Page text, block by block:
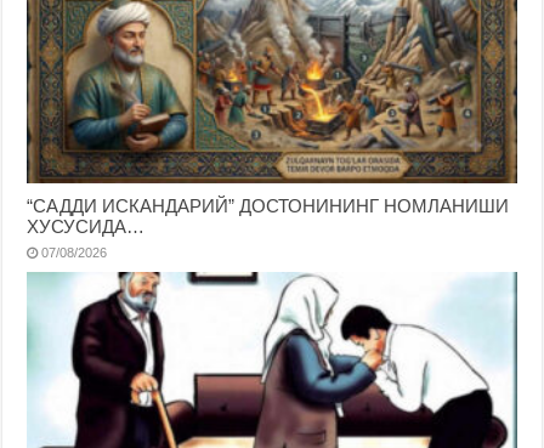
“САДДИ ИСКАНДАРИЙ” ДОСТОНИНИНГ НОМЛАНИШИ
ХУСУСИДА…
07/08/2026